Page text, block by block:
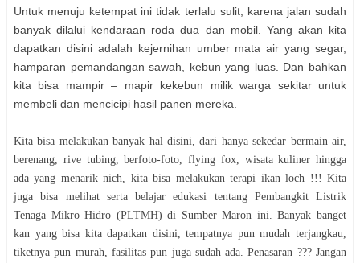
Untuk menuju ketempat ini tidak terlalu sulit, karena jalan sudah
banyak dilalui kendaraan roda dua dan mobil. Yang akan kita
dapatkan disini adalah kejernihan umber mata air yang segar,
hamparan pemandangan sawah, kebun yang luas. Dan bahkan
kita bisa mampir – mapir kekebun milik warga sekitar untuk
membeli dan mencicipi hasil panen mereka.
Kita bisa melakukan banyak hal disini, dari hanya sekedar bermain air,
berenang, rive tubing, berfoto-foto, flying fox, wisata kuliner hingga
ada yang menarik nich, kita bisa melakukan terapi ikan loch !!! Kita
juga bisa melihat serta belajar edukasi tentang Pembangkit Listrik
Tenaga Mikro Hidro (PLTMH) di Sumber Maron ini. Banyak banget
kan yang bisa kita dapatkan disini, tempatnya pun mudah terjangkau,
tiketnya pun murah, fasilitas pun juga sudah ada. Penasaran ??? Jangan